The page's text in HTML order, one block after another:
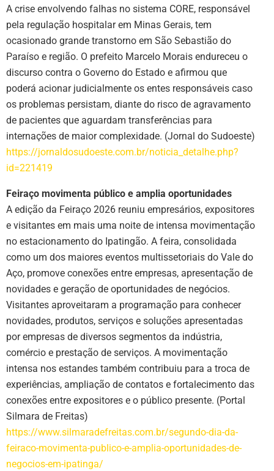
A crise envolvendo falhas no sistema CORE, responsável
pela regulação hospitalar em Minas Gerais, tem
ocasionado grande transtorno em São Sebastião do
Paraíso e região. O prefeito Marcelo Morais endureceu o
discurso contra o Governo do Estado e afirmou que
poderá acionar judicialmente os entes responsáveis caso
os problemas persistam, diante do risco de agravamento
de pacientes que aguardam transferências para
internações de maior complexidade. (Jornal do Sudoeste)
https://jornaldosudoeste.com.br/noticia_detalhe.php?
id=221419
Feiraço movimenta público e amplia oportunidades
A edição da Feiraço 2026 reuniu empresários, expositores
e visitantes em mais uma noite de intensa movimentação
no estacionamento do Ipatingão. A feira, consolidada
como um dos maiores eventos multissetoriais do Vale do
Aço, promove conexões entre empresas, apresentação de
novidades e geração de oportunidades de negócios.
Visitantes aproveitaram a programação para conhecer
novidades, produtos, serviços e soluções apresentadas
por empresas de diversos segmentos da indústria,
comércio e prestação de serviços. A movimentação
intensa nos estandes também contribuiu para a troca de
experiências, ampliação de contatos e fortalecimento das
conexões entre expositores e o público presente. (Portal
Silmara de Freitas)
https://www.silmaradefreitas.com.br/segundo-dia-da-
feiraco-movimenta-publico-e-amplia-oportunidades-de-
negocios-em-ipatinga/